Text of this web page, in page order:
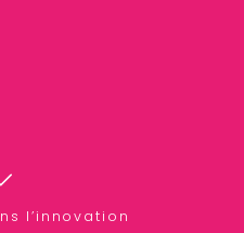
l’innovation